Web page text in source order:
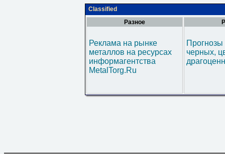
Classified
Разное
Реклама на рынке
металлов на ресурсах
информагентства
MetalTorg.Ru
черных,